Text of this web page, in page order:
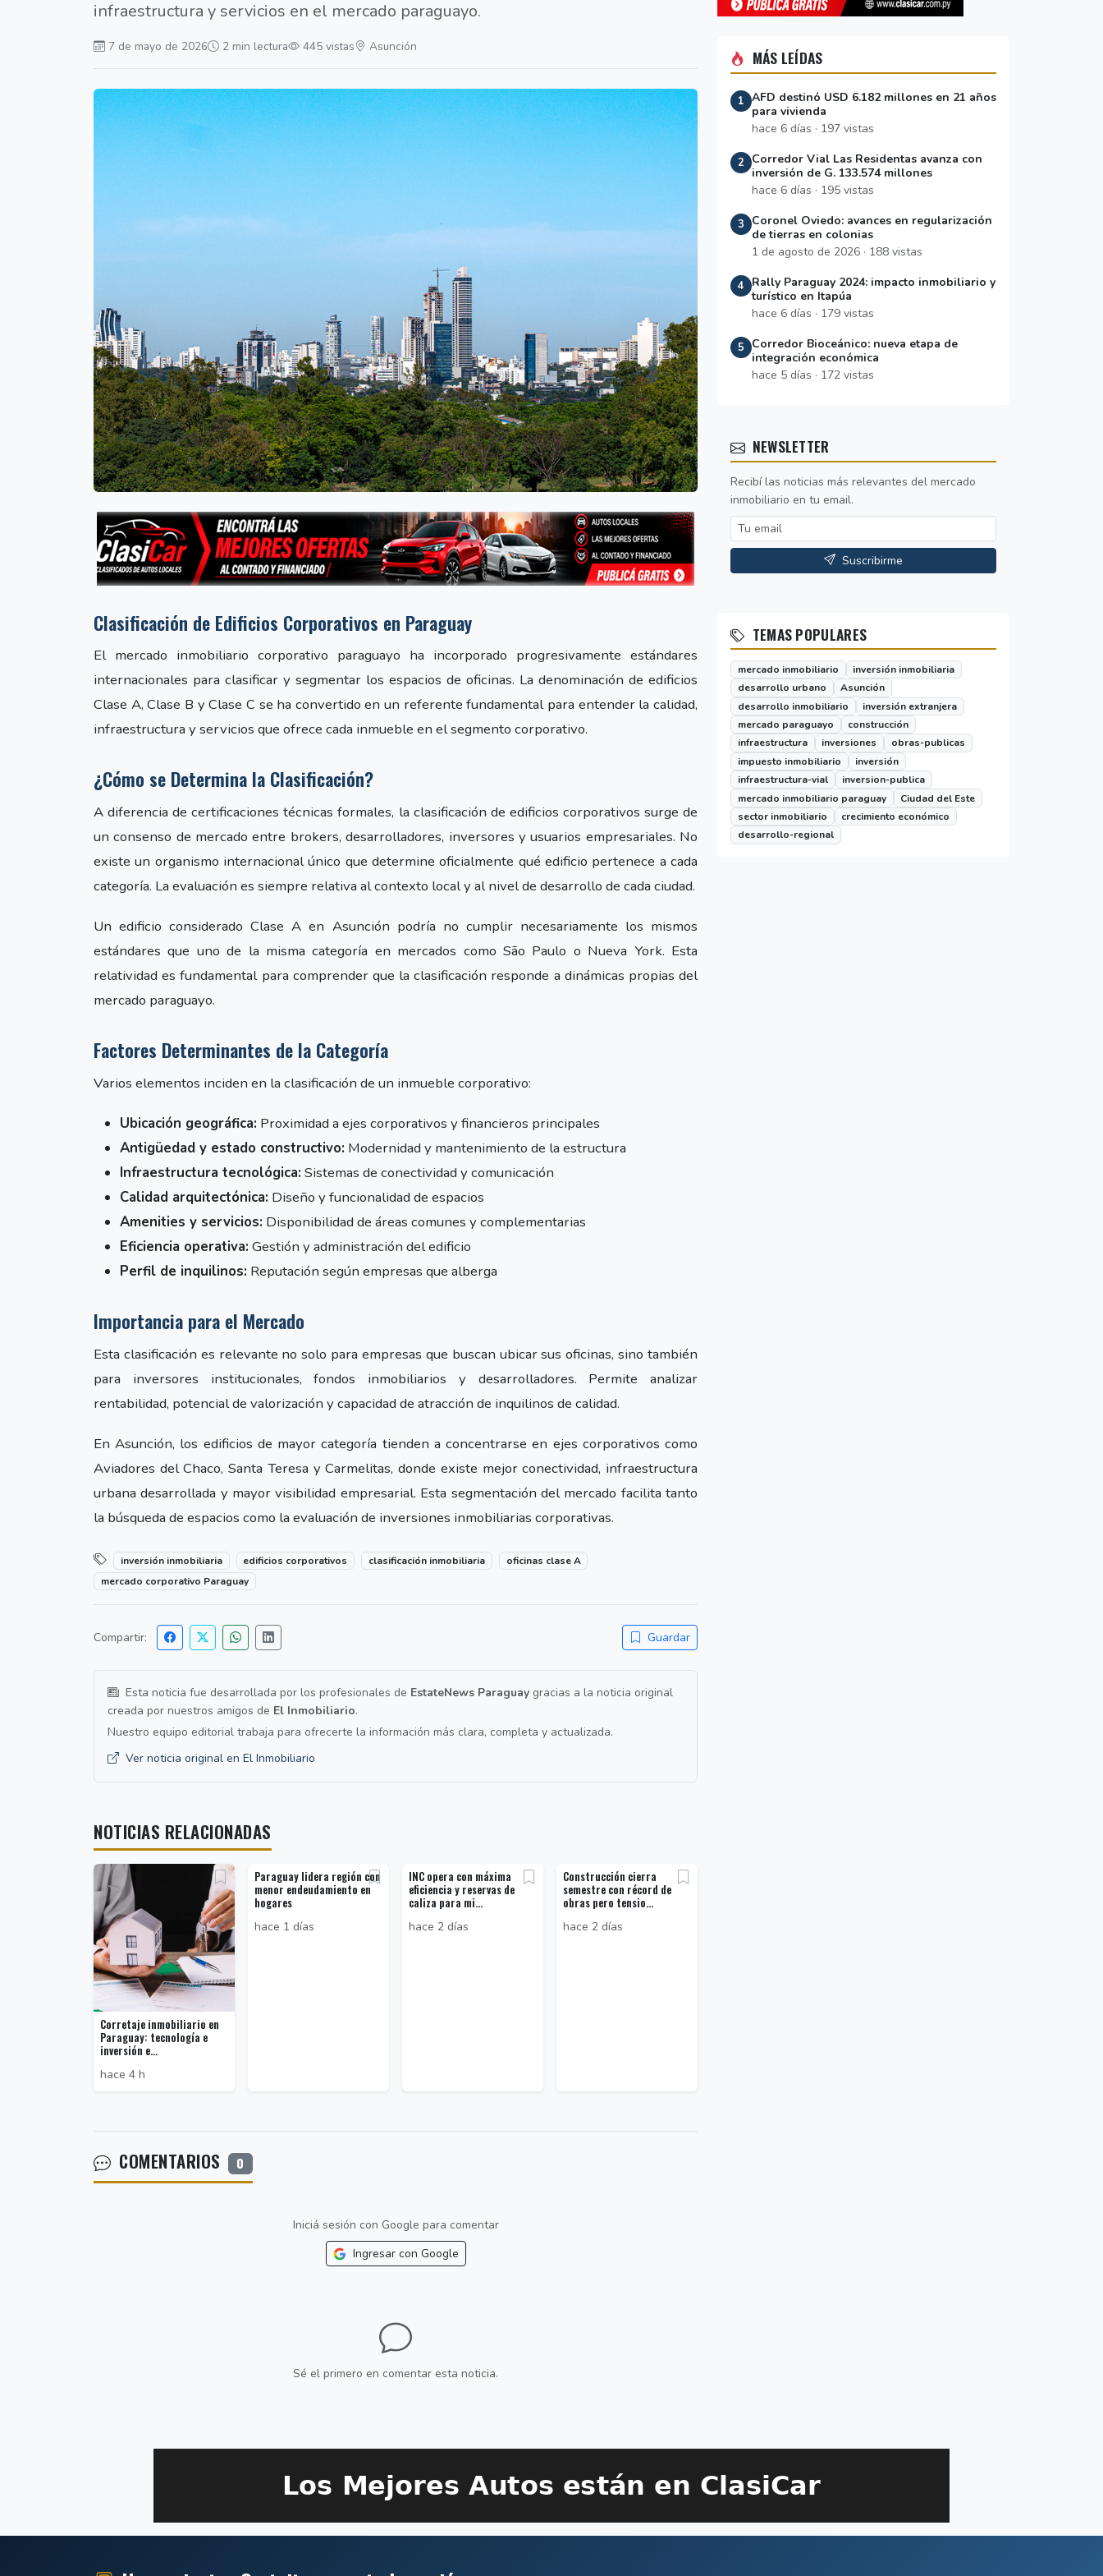
infraestructura y servicios en el mercado paraguayo.
7 de mayo de 2026 2 min lectura 445 vistas Asunción
Clasificación de Edificios Corporativos en Paraguay
El mercado inmobiliario corporativo paraguayo ha incorporado progresivamente estándares
internacionales para clasificar y segmentar los espacios de oficinas. La denominación de edificios
Clase A, Clase B y Clase C se ha convertido en un referente fundamental para entender la calidad,
infraestructura y servicios que ofrece cada inmueble en el segmento corporativo.
¿Cómo se Determina la Clasificación?
A diferencia de certificaciones técnicas formales, la clasificación de edificios corporativos surge de
un consenso de mercado entre brokers, desarrolladores, inversores y usuarios empresariales. No
existe un organismo internacional único que determine oficialmente qué edificio pertenece a cada
categoría. La evaluación es siempre relativa al contexto local y al nivel de desarrollo de cada ciudad.
Un edificio considerado Clase A en Asunción podría no cumplir necesariamente los mismos
estándares que uno de la misma categoría en mercados como São Paulo o Nueva York. Esta
relatividad es fundamental para comprender que la clasificación responde a dinámicas propias del
mercado paraguayo.
Factores Determinantes de la Categoría
Varios elementos inciden en la clasificación de un inmueble corporativo:
Ubicación geográfica: Proximidad a ejes corporativos y financieros principales
Antigüedad y estado constructivo: Modernidad y mantenimiento de la estructura
Infraestructura tecnológica: Sistemas de conectividad y comunicación
Calidad arquitectónica: Diseño y funcionalidad de espacios
Amenities y servicios: Disponibilidad de áreas comunes y complementarias
Eficiencia operativa: Gestión y administración del edificio
Perfil de inquilinos: Reputación según empresas que alberga
Importancia para el Mercado
Esta clasificación es relevante no solo para empresas que buscan ubicar sus oficinas, sino también
para inversores institucionales, fondos inmobiliarios y desarrolladores. Permite analizar
rentabilidad, potencial de valorización y capacidad de atracción de inquilinos de calidad.
En Asunción, los edificios de mayor categoría tienden a concentrarse en ejes corporativos como
Aviadores del Chaco, Santa Teresa y Carmelitas, donde existe mejor conectividad, infraestructura
urbana desarrollada y mayor visibilidad empresarial. Esta segmentación del mercado facilita tanto
la búsqueda de espacios como la evaluación de inversiones inmobiliarias corporativas.
inversión inmobiliaria edificios corporativos clasificación inmobiliaria
oficinas clase A
mercado corporativo Paraguay
Compartir: Guardar
Esta noticia fue desarrollada por los profesionales de EstateNews Paraguay gracias a la noticia original
creada por nuestros amigos de El Inmobiliario.
Nuestro equipo editorial trabaja para ofrecerte la información más clara, completa y actualizada.
Ver noticia original en El Inmobiliario
NOTICIAS RELACIONADAS
Corretaje inmobiliario en
Paraguay: tecnología e
inversión e...
hace 4 h
Paraguay lidera región con
menor endeudamiento en
hogares
hace 1 días
INC opera con máxima
eficiencia y reservas de
caliza para mi...
hace 2 días
Construcción cierra
semestre con récord de
obras pero tensio...
hace 2 días
COMENTARIOS 0
Iniciá sesión con Google para comentar
Ingresar con Google
Sé el primero en comentar esta noticia.
MÁS LEÍDAS
1 AFD destinó USD 6.182 millones en 21 años
para vivienda
hace 6 días · 197 vistas
2
Corredor Vial Las Residentas avanza con
inversión de G. 133.574 millones
hace 6 días · 195 vistas
3
Coronel Oviedo: avances en regularización
de tierras en colonias
1 de agosto de 2026 · 188 vistas
4
Rally Paraguay 2024: impacto inmobiliario y
turístico en Itapúa
hace 6 días · 179 vistas
5
Corredor Bioceánico: nueva etapa de
integración económica
hace 5 días · 172 vistas
NEWSLETTER
Recibí las noticias más relevantes del mercado
inmobiliario en tu email.
Suscribirme
TEMAS POPULARES
mercado inmobiliario
inversión inmobiliaria
desarrollo urbano
Asunción
desarrollo inmobiliario
inversión extranjera
mercado paraguayo
construcción
infraestructura
inversiones
obras-publicas
impuesto inmobiliario
inversión
infraestructura-vial
inversion-publica
mercado inmobiliario paraguay
Ciudad del Este
sector inmobiliario
crecimiento económico
desarrollo-regional